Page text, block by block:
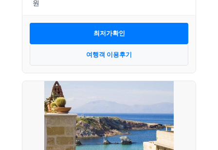
최저가확인
여행객 이용후기